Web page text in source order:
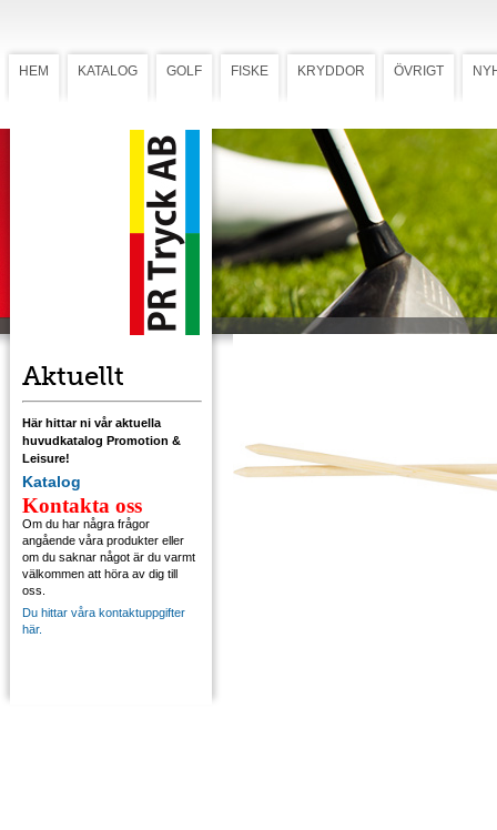
HEM KATALOG GOLF FISKE KRYDDOR ÖVRIGT
Aktuellt
Här hittar ni vår aktuella
huvudkatalog Promotion &
Leisure!
Katalog
Kontakta oss
Om du har några frågor
angående våra produkter eller
om du saknar något är du varmt
välkommen att höra av dig till
oss.
Du hittar våra kontaktuppgifter
här.
Restaurangpeg
Restaurangpeg 7" (Art. 108)
Det perfekta tillbehöret till golfrestaurangen,
både för hamburgaren och Club-
Tillverkad av bambu.
Ladda ner mall med tryckstorlek.